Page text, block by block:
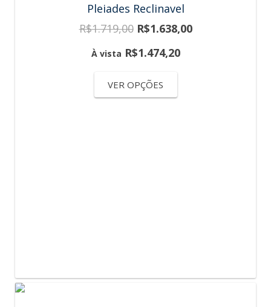
Pleiades Reclinavel
R$1.719,00 R$1.638,00
À vista R$1.474,20
VER OPÇÕES